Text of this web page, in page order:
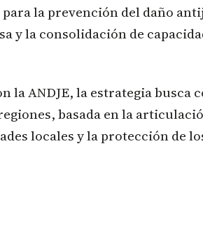
la prevención del daño
y la consolidación de
la ANDJE, la estrategia
basada en la
locales y la protección de